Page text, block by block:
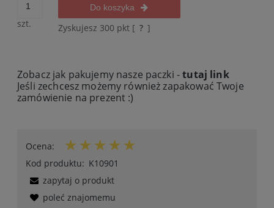
szt.
Do koszyka
Zyskujesz 300 pkt [ ? ]
Zobacz jak pakujemy nasze paczki -tutaj link
Jeśli zechcesz możemy również zapakować Twoje
zamówienie na prezent :)
Ocena:
Kod produktu: K10901
zapytaj o produkt
poleć znajomemu